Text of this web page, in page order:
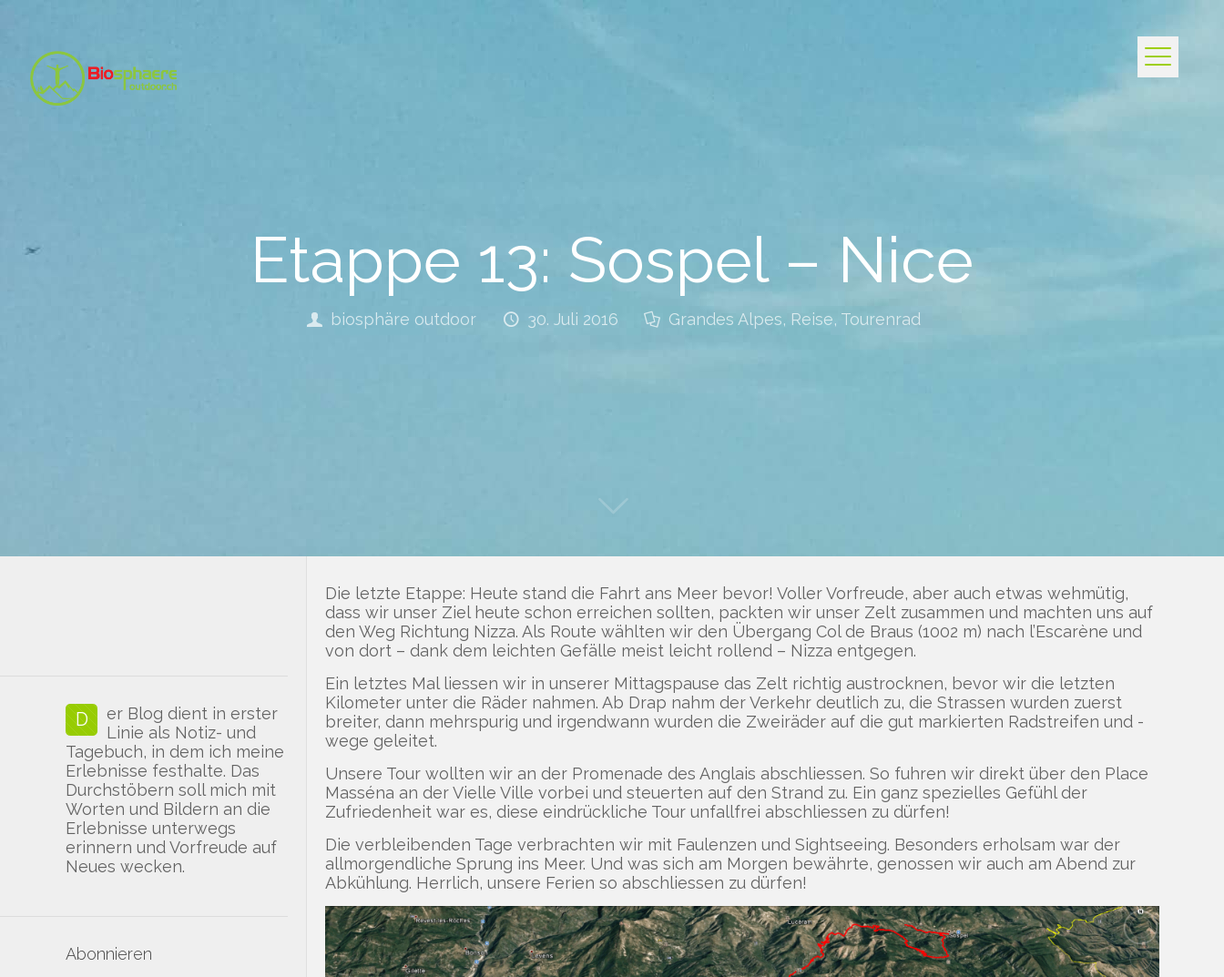
Etappe 13: Sospel – Nice
biosphäre outdoor 30. Juli 2016 Grandes Alpes, Reise, Tourenrad
Die letzte Etappe: Heute stand die Fahrt ans Meer bevor! Voller Vorfreude, aber auch etwas wehmütig,
dass wir unser Ziel heute schon erreichen sollten, packten wir unser Zelt zusammen und machten uns auf
den Weg Richtung Nizza. Als Route wählten wir den Übergang Col de Braus (1002 m) nach l’Escarène und
von dort – dank dem leichten Gefälle meist leicht rollend – Nizza entgegen.
Ein letztes Mal liessen wir in unserer Mittagspause das Zelt richtig austrocknen, bevor wir die letzten
Kilometer unter die Räder nahmen. Ab Drap nahm der Verkehr deutlich zu, die Strassen wurden zuerst
breiter, dann mehrspurig und irgendwann wurden die Zweiräder auf die gut markierten Radstreifen und -
wege geleitet.
Unsere Tour wollten wir an der Promenade des Anglais abschliessen. So fuhren wir direkt über den Place
Masséna an der Vielle Ville vorbei und steuerten auf den Strand zu. Ein ganz spezielles Gefühl der
Zufriedenheit war es, diese eindrückliche Tour unfallfrei abschliessen zu dürfen!
Die verbleibenden Tage verbrachten wir mit Faulenzen und Sightseeing. Besonders erholsam war der
allmorgendliche Sprung ins Meer. Und was sich am Morgen bewährte, genossen wir auch am Abend zur
Abkühlung. Herrlich, unsere Ferien so abschliessen zu dürfen!
D
er Blog dient in erster
Linie als Notiz- und
Tagebuch, in dem ich meine
Erlebnisse festhalte. Das
Durchstöbern soll mich mit
Worten und Bildern an die
Erlebnisse unterwegs
erinnern und Vorfreude auf
Neues wecken.
Abonnieren